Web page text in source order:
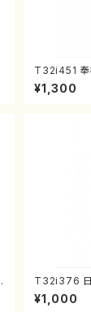
T32i451 奉
本玄智/楽譜
番:2158
¥1,300
T32i376 日
宮城道雄/楽
曲番:2081
¥1,000